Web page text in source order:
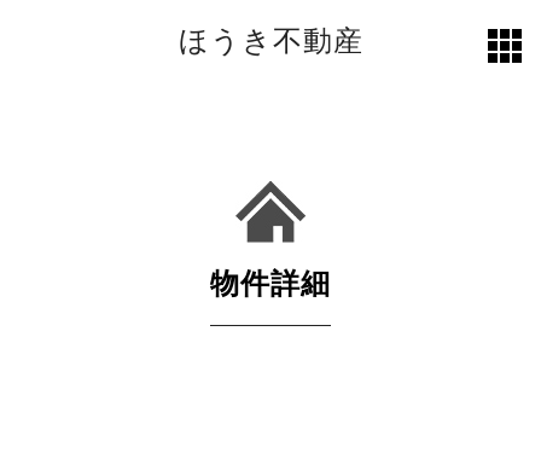
ほうき不動産
物件詳細